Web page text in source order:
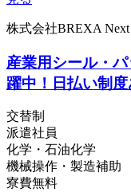
株式会社BREXA Next
産業用シール・
躍中！日払い制度
交替制
派遣社員
化学・石油化学
機械操作・製造補助
寮費無料